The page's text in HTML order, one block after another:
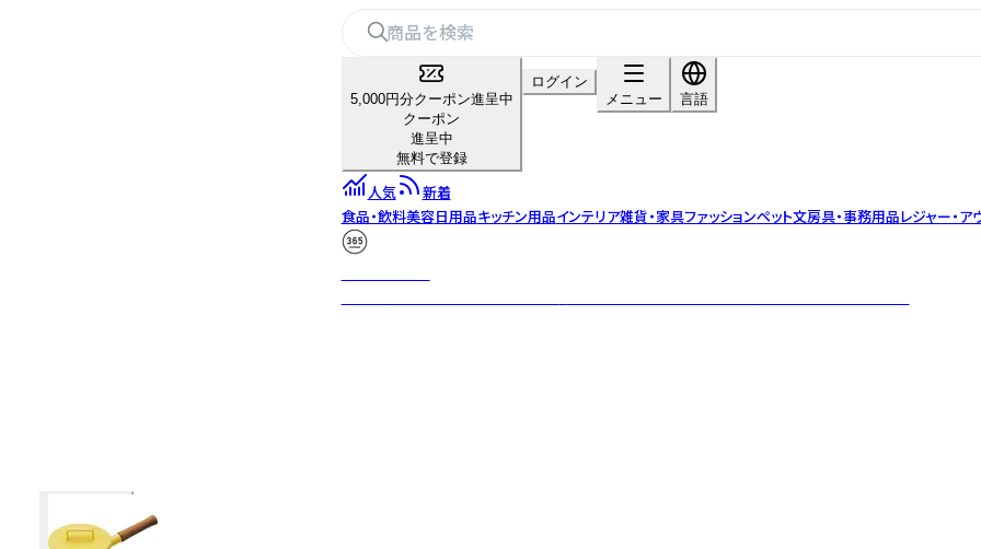
5,000円分クーポン進呈中
クーポン
進呈中
無料で登録
ログイン
メニュー
言語
人気
新着
食品・飲料美容日用品キッチン用品インテリア雑貨・家具ファッションペット文房具・事務用品レジャー・ア